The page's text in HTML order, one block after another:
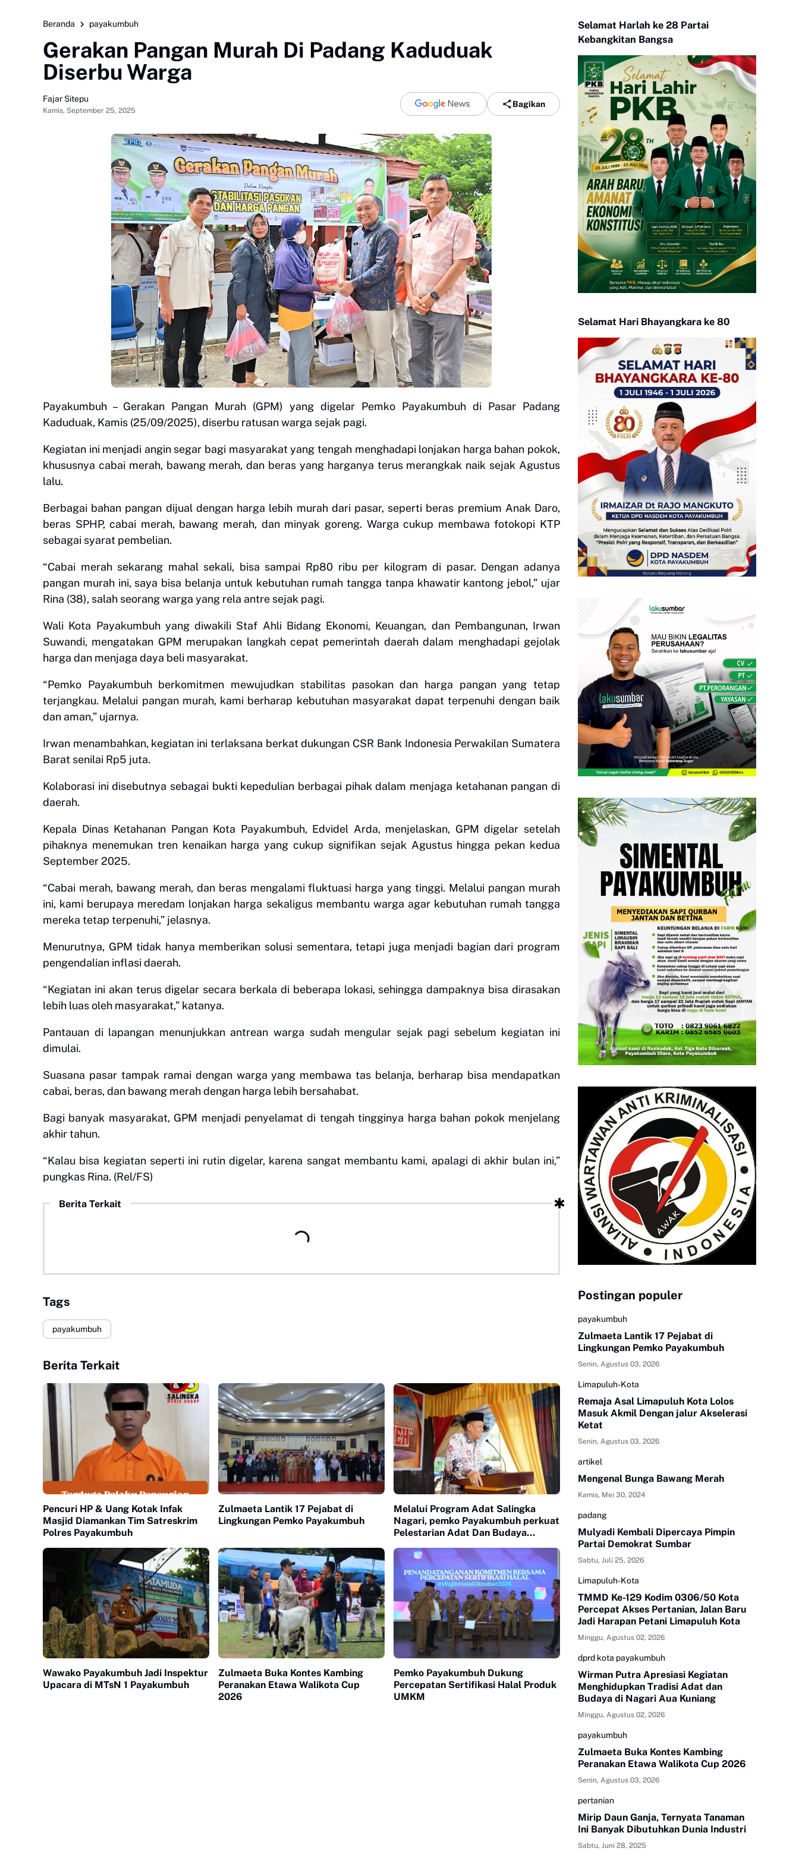
Beranda payakumbuh
Gerakan Pangan Murah Di Padang Kaduduak
Diserbu Warga
Fajar Sitepu
Kamis, September 25, 2025
Bagikan
Payakumbuh – Gerakan Pangan Murah (GPM) yang digelar Pemko Payakumbuh di Pasar Padang
Kaduduak, Kamis (25/09/2025), diserbu ratusan warga sejak pagi.
Kegiatan ini menjadi angin segar bagi masyarakat yang tengah menghadapi lonjakan harga bahan pokok,
khususnya cabai merah, bawang merah, dan beras yang harganya terus merangkak naik sejak Agustus
lalu.
Berbagai bahan pangan dijual dengan harga lebih murah dari pasar, seperti beras premium Anak Daro,
beras SPHP, cabai merah, bawang merah, dan minyak goreng. Warga cukup membawa fotokopi KTP
sebagai syarat pembelian.
“Cabai merah sekarang mahal sekali, bisa sampai Rp80 ribu per kilogram di pasar. Dengan adanya
pangan murah ini, saya bisa belanja untuk kebutuhan rumah tangga tanpa khawatir kantong jebol,” ujar
Rina (38), salah seorang warga yang rela antre sejak pagi.
Wali Kota Payakumbuh yang diwakili Staf Ahli Bidang Ekonomi, Keuangan, dan Pembangunan, Irwan
Suwandi, mengatakan GPM merupakan langkah cepat pemerintah daerah dalam menghadapi gejolak
harga dan menjaga daya beli masyarakat.
“Pemko Payakumbuh berkomitmen mewujudkan stabilitas pasokan dan harga pangan yang tetap
terjangkau. Melalui pangan murah, kami berharap kebutuhan masyarakat dapat terpenuhi dengan baik
dan aman,” ujarnya.
Irwan menambahkan, kegiatan ini terlaksana berkat dukungan CSR Bank Indonesia Perwakilan Sumatera
Barat senilai Rp5 juta.
Kolaborasi ini disebutnya sebagai bukti kepedulian berbagai pihak dalam menjaga ketahanan pangan di
daerah.
Kepala Dinas Ketahanan Pangan Kota Payakumbuh, Edvidel Arda, menjelaskan, GPM digelar setelah
pihaknya menemukan tren kenaikan harga yang cukup signifikan sejak Agustus hingga pekan kedua
September 2025.
“Cabai merah, bawang merah, dan beras mengalami fluktuasi harga yang tinggi. Melalui pangan murah
ini, kami berupaya meredam lonjakan harga sekaligus membantu warga agar kebutuhan rumah tangga
mereka tetap terpenuhi,” jelasnya.
Menurutnya, GPM tidak hanya memberikan solusi sementara, tetapi juga menjadi bagian dari program
pengendalian inflasi daerah.
“Kegiatan ini akan terus digelar secara berkala di beberapa lokasi, sehingga dampaknya bisa dirasakan
lebih luas oleh masyarakat,” katanya.
Pantauan di lapangan menunjukkan antrean warga sudah mengular sejak pagi sebelum kegiatan ini
dimulai.
Suasana pasar tampak ramai dengan warga yang membawa tas belanja, berharap bisa mendapatkan
cabai, beras, dan bawang merah dengan harga lebih bersahabat.
Bagi banyak masyarakat, GPM menjadi penyelamat di tengah tingginya harga bahan pokok menjelang
akhir tahun.
“Kalau bisa kegiatan seperti ini rutin digelar, karena sangat membantu kami, apalagi di akhir bulan ini,”
pungkas Rina. (Rel/FS)
Berita Terkait
Tags
payakumbuh
Berita Terkait
Pencuri HP & Uang Kotak Infak
Masjid Diamankan Tim Satreskrim
Polres Payakumbuh
Zulmaeta Lantik 17 Pejabat di
Lingkungan Pemko Payakumbuh
Melalui Program Adat Salingka
Nagari, pemko Payakumbuh perkuat
Pelestarian Adat Dan Budaya
Wawako Payakumbuh Jadi Inspektur
Upacara di MTsN 1 Payakumbuh
Zulmaeta Buka Kontes Kambing
Peranakan Etawa Walikota Cup
2026
Pemko Payakumbuh Dukung
Percepatan Sertifikasi Halal Produk
UMKM
Selamat Harlah ke 28 Partai
Kebangkitan Bangsa
Selamat Hari Bhayangkara ke 80
Postingan populer
payakumbuh
Zulmaeta Lantik 17 Pejabat di
Lingkungan Pemko Payakumbuh
Senin, Agustus 03, 2026
Limapuluh-Kota
Remaja Asal Limapuluh Kota Lolos
Masuk Akmil Dengan jalur Akselerasi
Ketat
Senin, Agustus 03, 2026
artikel
Mengenal Bunga Bawang Merah
Kamis, Mei 30, 2024
padang
Mulyadi Kembali Dipercaya Pimpin
Partai Demokrat Sumbar
Sabtu, Juli 25, 2026
Limapuluh-Kota
TMMD Ke-129 Kodim 0306/50 Kota
Percepat Akses Pertanian, Jalan Baru
Jadi Harapan Petani Limapuluh Kota
Minggu, Agustus 02, 2026
dprd kota payakumbuh
Wirman Putra Apresiasi Kegiatan
Menghidupkan Tradisi Adat dan
Budaya di Nagari Aua Kuniang
Minggu, Agustus 02, 2026
payakumbuh
Zulmaeta Buka Kontes Kambing
Peranakan Etawa Walikota Cup 2026
Senin, Agustus 03, 2026
pertanian
Mirip Daun Ganja, Ternyata Tanaman
Ini Banyak Dibutuhkan Dunia Industri
Sabtu, Juni 28, 2025